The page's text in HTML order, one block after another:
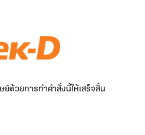
ด้วยการทำคำสั่งนี้ให้เสร็จสิ้น